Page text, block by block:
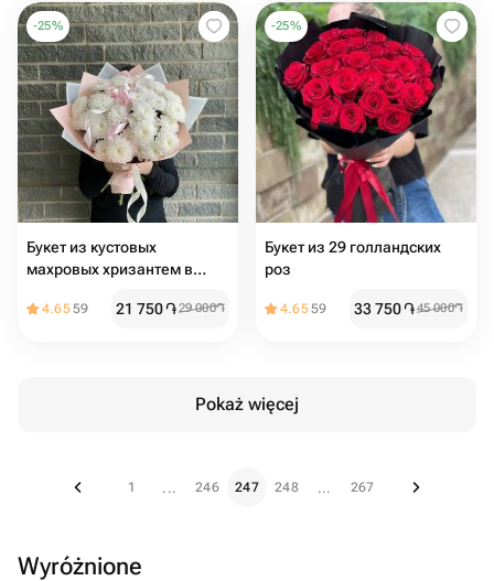
-25%
Букет из кустовых
махровых хризантем в
4.6559 21 750֏29 000֏
-25%
Букет из 29 голландских
роз
4.6559 33 750֏45 000֏
Pokaż więcej
1 ... 246 247 248 ... 267
Wyróżnione